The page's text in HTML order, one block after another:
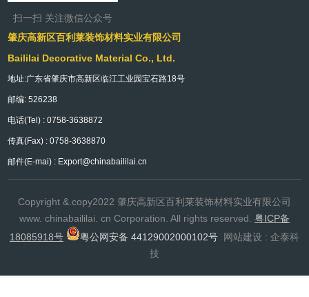
扫一扫 关注微信公众号
肇庆高新区百利莱装饰材料实业有限公司
Baililai Decorative Material Co., Ltd.
地址:广东省肇庆市高新区临江工业园宝石路18号
邮编: 526238
电话(Tel) : 0758-3638872
传真(Fax) : 0758-3638870
邮件(E-mai) : Export@chinabaililai.cn
Copyright &.copy2022 肇庆高新区百利莱装饰材料实业有限公司
www. chinabaililai. cn Corporation. All rights reserved. 粤ICP备
18085918号
粤公网安备 44129002000102号 网站建设 : 企泰科
技